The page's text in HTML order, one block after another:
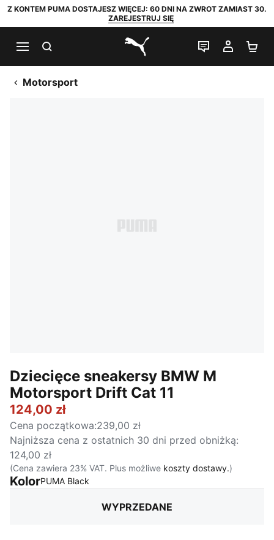
Z KONTEM PUMA DOSTAJESZ WIĘCEJ: 60 DNI NA ZWROT ZAMIAST 30.
ZAREJESTRUJ SIĘ
PUMA.com
CZAT NA
MOJE
Motorsport
Dziecięce sneakersy BMW M
Motorsport Drift Cat 11
124,00 zł
Cena początkowa:239,00 zł
Najniższa cena z ostatnich 30 dni przed obniżką:
124,00 zł
(Cena zawiera 23% VAT. Plus możliwe koszty dostawy.)
KolorPUMA Black
WYPRZEDANE